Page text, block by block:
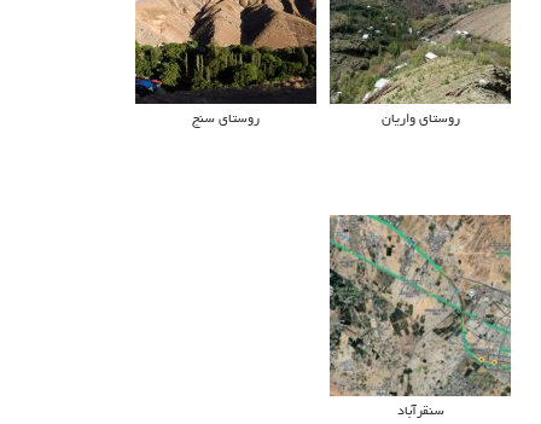
روستای واریان روستای سنج
سنقرآباد